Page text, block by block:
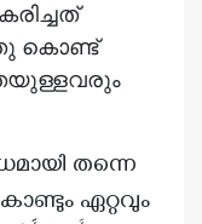
കൊണ്ട്
തന്നെ
ഏറ്റവും